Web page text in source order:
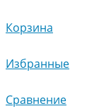
Корзина
Избранные
Сравнение